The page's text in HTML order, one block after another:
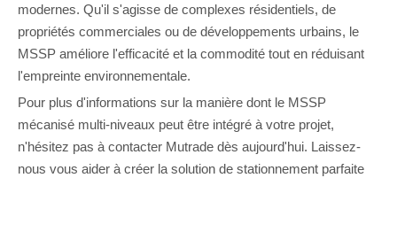
modernes. Qu'il s'agisse de complexes résidentiels, de
propriétés commerciales ou de développements urbains, le
MSSP améliore l'efficacité et la commodité tout en réduisant
l'empreinte environnementale.
Pour plus d'informations sur la manière dont le MSSP
mécanisé multi-niveaux peut être intégré à votre projet,
n'hésitez pas à contacter Mutrade dès aujourd'hui. Laissez-
nous vous aider à créer la solution de stationnement parfaite